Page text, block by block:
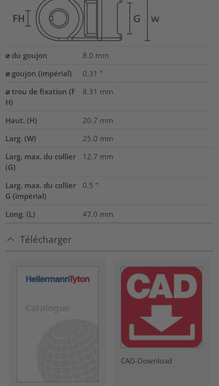
⌀ du goujon
8.0 mm
⌀ goujon (impérial)
0.31 "
⌀ trou de fixation (F
H)
8.31 mm
Haut. (H) 20.7 mm
Larg. (W)
25.0 mm
Larg. max. du collier
(G)
12.7 mm
Larg. max. du collier
G (impérial)
0.5 "
Long. (L) 47.0 mm
Télécharger
CAD-Download